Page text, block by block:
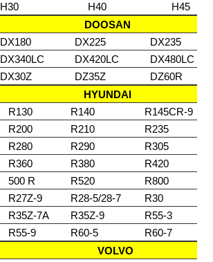
H30 H40
H45
DOOSAN
DX180 DX225
DX235
DX340LC DX420LC
DX480LC
DX30Z DZ35Z
DZ60R
HYUNDAI
R130 R140
R145CR-9
R200 R210
R235
R280 R290
R305
R360 R380
R420
500 R R520
R800
R27Z-9 R28-5/28-7
R30
R35Z-7A R35Z-9
R55-3
R55-9 R60-5
R60-7
VOLVO